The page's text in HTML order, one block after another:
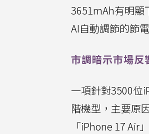
3651mAh有明顯
AI自動調節的節
市調暗示市場反
一項針對3500位
階機型，主要原
「iPhone 17 Air